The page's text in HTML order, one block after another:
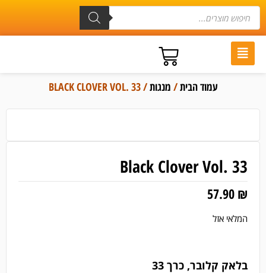
עמוד הבית/ מנגות/ BLACK CLOVER VOL. 33
Black Clover Vol. 33
57.90 ₪
המלאי אזל
בלאק קלובר, כרך 33